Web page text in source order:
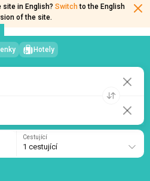
site in English? Switch to the English
of the site.
Hotely
Cestující
1 cestující